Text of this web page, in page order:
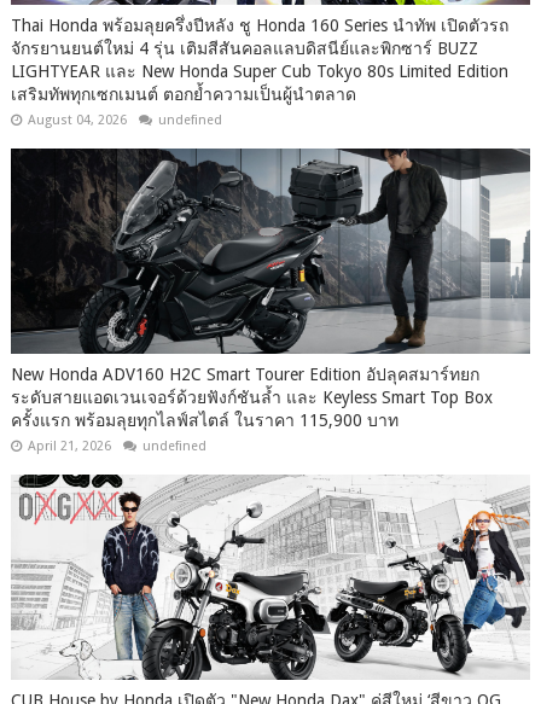
Thai Honda พร้อมลุยครึ่งปีหลัง ชู Honda 160 Series นำทัพ เปิดตัวรถ
จักรยานยนต์ใหม่ 4 รุ่น เติมสีสันคอลแลบดิสนีย์และพิกซาร์ BUZZ
LIGHTYEAR และ New Honda Super Cub Tokyo 80s Limited Edition
เสริมทัพทุกเซกเมนต์ ตอกย้ำความเป็นผู้นำตลาด
August 04, 2026 undefined
New Honda ADV160 H2C Smart Tourer Edition อัปลุคสมาร์ทยก
ระดับสายแอดเวนเจอร์ด้วยฟังก์ชันล้ำ และ Keyless Smart Top Box
ครั้งแรก พร้อมลุยทุกไลฟ์สไตล์ ในราคา 115,900 บาท
April 21, 2026 undefined
CUB House by Honda เปิดตัว "New Honda Dax" คู่สีใหม่ ‘สีขาว OG